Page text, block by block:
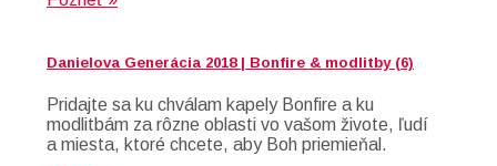
Danielova Generácia 2018 | Bonfire & modlitby (6)
Pridajte sa ku chválam kapely Bonfire a ku
modlitbám za rôzne oblasti vo vašom živote, ľudí
a miesta, ktoré chcete, aby Boh priemieňal.